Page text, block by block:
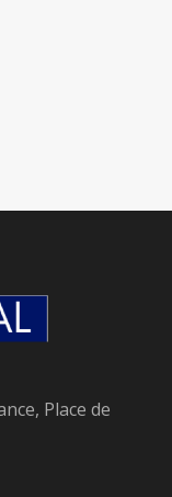
Place de